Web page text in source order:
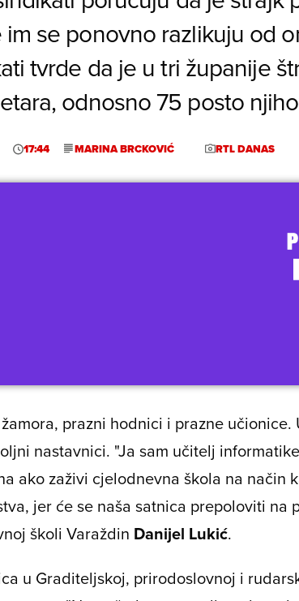
im se ponovno razlikuju od
tvrde da je u tri županije
odnosno 75 posto
17:44 MARINA BRCKOVIĆ RTL DANAS
prazni hodnici i prazne
nastavnici. "Ja sam učitelj
ako zaživi cjelodnevna škola na način
jer će se naša satnica prepoloviti na
školi Varaždin Danijel Lukić.
u Graditeljskoj, prirodoslovnoj i